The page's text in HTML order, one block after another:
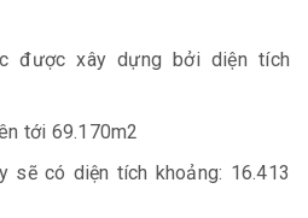
được xây dựng bởi diện tích
tới 69.170m2
sẽ có diện tích khoảng: 16.413